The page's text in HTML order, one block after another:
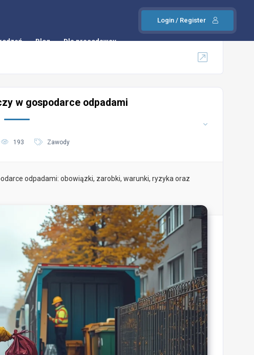
Login / Register
Blog Dla pracodawcy
w gospodarce odpadami
193 Zawody
odpadami: obowiązki, zarobki, warunki, ryzyka oraz